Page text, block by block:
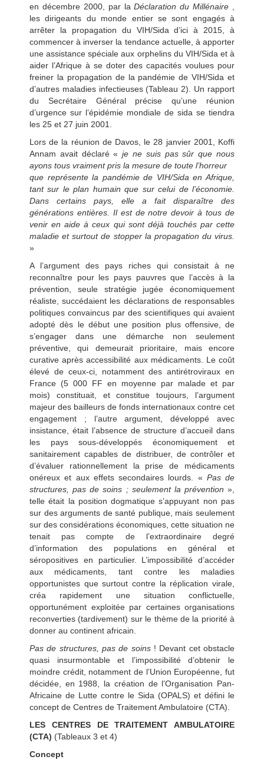
en décembre 2000, par laDéclaration du Millénaire
les dirigeants du monde entier se sont engagés à
arrêter la propagation du VIH/Sida d’ici à 2015, à
commencer à inverser la tendance actuelle, à apporter
une assistance spéciale aux orphelins du VIH/Sida et à
aider l’Afrique à se doter des capacités voulues pour
freiner la propagation de la pandémie de VIH/Sida et
d’autres maladies infectieuses (Tableau 2). Un rapport
du Secrétaire Général précise qu’une réunion
d’urgence sur l’épidémie mondiale de sida se tiendra
les 25 et 27 juin 2001.
Lors de la réunion de Davos, le 28 janvier 2001, Koffi
Annam avait déclaré «je ne suis pas sûr que nous
ayons tous vraiment pris la mesure de toute l’horreur
que représente la pandémie de VIH/Sida en Afrique,
tant sur le plan humain que sur celui de l’économie.
Dans certains pays, elle a fait disparaître des
générations entières. Il est de notre devoir à tous de
venir en aide à ceux qui sont déjà touchés par cette
maladie et surtout de stopper la propagation du virus.
»
A l’argument des pays riches qui consistait à ne
reconnaître pour les pays pauvres que l’accès à la
prévention, seule stratégie jugée économiquement
réaliste, succédaient les déclarations de responsables
politiques convaincus par des scientifiques qui avaient
adopté dès le début une position plus offensive, de
s’engager dans une démarche non seulement
préventive, qui demeurait prioritaire, mais encore
curative après accessibilité aux médicaments. Le coût
élevé de ceux-ci, notamment des antirétroviraux en
France (5 000 FF en moyenne par malade et par
mois) constituait, et constitue toujours, l’argument
majeur des bailleurs de fonds internationaux contre cet
engagement ; l’autre argument, développé avec
insistance, était l’absence de structure d’accueil dans
les pays sous-développés économiquement et
sanitairement capables de distribuer, de contrôler et
d’évaluer rationnellement la prise de médicaments
onéreux et aux effets secondaires lourds. « Pas de
structures, pas de soins ; seulement la prévention »,
telle était la position dogmatique s’appuyant non pas
sur des arguments de santé publique, mais seulement
sur des considérations économiques, cette situation ne
tenait pas compte de l’extraordinaire degré
d’information des populations en général et
séropositives en particulier. L’impossibilité d’accéder
aux médicaments, tant contre les maladies
opportunistes que surtout contre la réplication virale,
créa rapidement une situation conflictuelle,
opportunément exploitée par certaines organisations
reconverties (tardivement) sur le thème de la priorité à
donner au continent africain.
Pas de structures, pas de soins ! Devant cet obstacle
quasi insurmontable et l’impossibilité d’obtenir le
moindre crédit, notamment de l’Union Européenne, fut
décidée, en 1988, la création de l’Organisation Pan-
Africaine de Lutte contre le Sida (OPALS) et défini le
concept de Centres de Traitement Ambulatoire (CTA).
LES CENTRES DE TRAITEMENT AMBULATOIRE
(CTA) (Tableaux 3 et 4)
Concept